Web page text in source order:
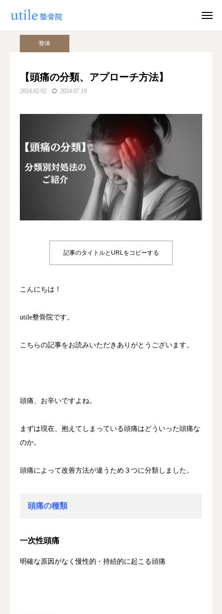
ブログ
整体
【頭痛の分類、アプローチ方法】
2024.02.02 2024.07.19
記事のタイトルとURLをコピーする
こんにちは！
utile整骨院です。
こちらの記事をお読みいただきありがとうございます。
頭痛、お辛いですよね。
まずは現在、抱えてしまっている頭痛はどういった頭痛な
のか。
頭痛によって改善方法が違うため３つに分類しました。
頭痛の種類
一次性頭痛
明確な原因がなく慢性的・持続的に起こる頭痛
公式LINE
施術紹介
院長紹介
診療時間/アクセス
お問い合わせ
utileブログ
良くある質問